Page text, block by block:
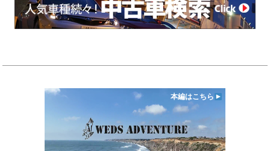
本編はこちら